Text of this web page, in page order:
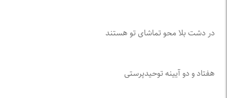
در دشت بلا محو تماشای تو هستند
هفتاد و دو آیینه توحیدپرستی